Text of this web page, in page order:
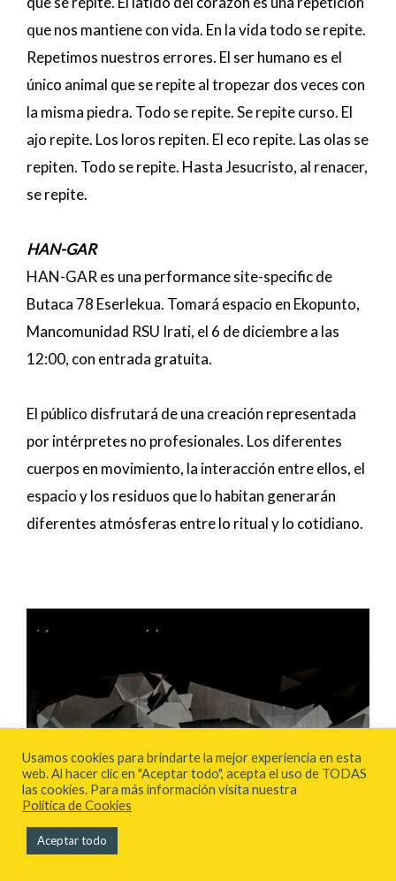
que nos mantiene con vida. En la vida todo se repite.
Repetimos nuestros errores. El ser humano es el
único animal que se repite al tropezar dos veces con
la misma piedra. Todo se repite. Se repite curso. El
ajo repite. Los loros repiten. El eco repite. Las olas se
repiten. Todo se repite. Hasta Jesucristo, al renacer,
se repite.
HAN-GAR
HAN-GAR es una performance site-specific de
Butaca 78 Eserlekua. Tomará espacio en Ekopunto,
Mancomunidad RSU Irati, el 6 de diciembre a las
12:00, con entrada gratuita.
El público disfrutará de una creación representada
por intérpretes no profesionales. Los diferentes
cuerpos en movimiento, la interacción entre ellos, el
espacio y los residuos que lo habitan generarán
diferentes atmósferas entre lo ritual y lo cotidiano.
INTERACCIÓN ESPACIAL
Usamos cookies para brindarte la mejor experiencia en esta
web. Al hacer clic en "Aceptar todo", acepta el uso de TODAS
las cookies. Para más información visita nuestra
Política de Cookies
Aceptar todo